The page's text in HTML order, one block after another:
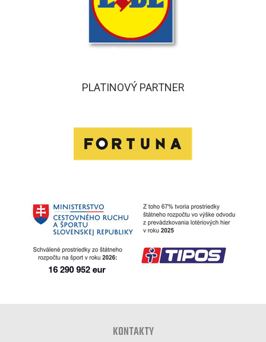
PLATINOVÝ PARTNER
KONTAKTY